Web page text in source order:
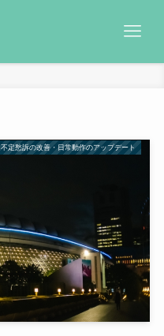
不定愁訴の改善・日常動作のアップデート